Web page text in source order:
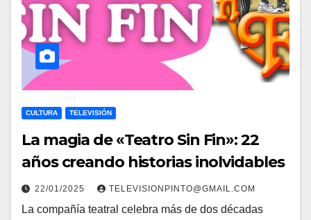
CULTURA TELEVISIÓN
La magia de «Teatro Sin Fin»: 22
años creando historias inolvidables
22/01/2025 TELEVISIONPINTO@GMAIL.COM
La compañía teatral celebra más de dos décadas